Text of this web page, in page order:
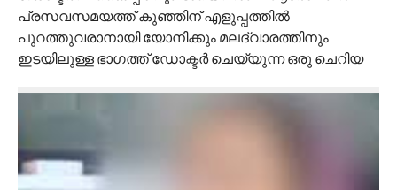
പ്രസവസമയത്ത് കുഞ്ഞിന് എളുപ്പത്തില്‍
പുറത്തുവരാനായി യോനിക്കും മലദ്വാരത്തിനും
ഇടയിലുള്ള ഭാഗത്ത് ഡോക്ടര്‍ ചെയ്യുന്ന ഒരു ചെറിയ